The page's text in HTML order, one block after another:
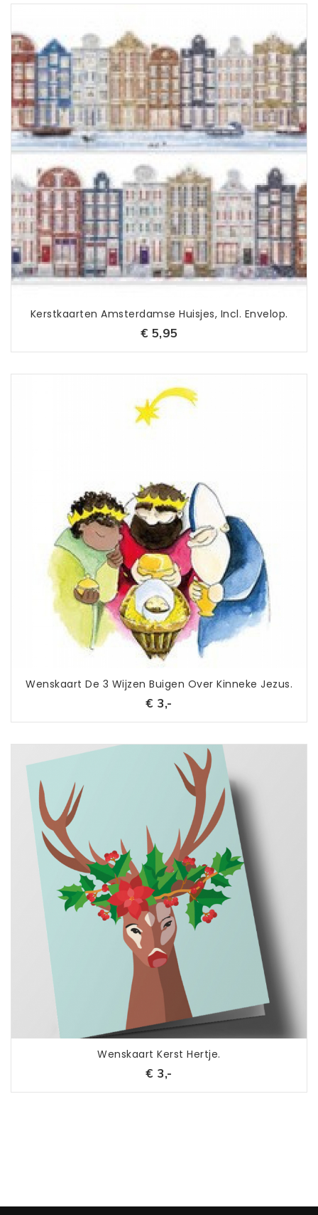
Kerstkaarten Amsterdamse Huisjes, Incl. Envelop.
€ 5,95
Wenskaart De 3 Wijzen Buigen Over Kinneke Jezus.
€ 3,-
Wenskaart Kerst Hertje.
€ 3,-